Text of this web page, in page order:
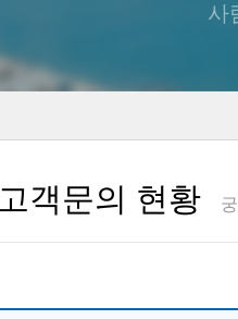
사
고객문의 현황